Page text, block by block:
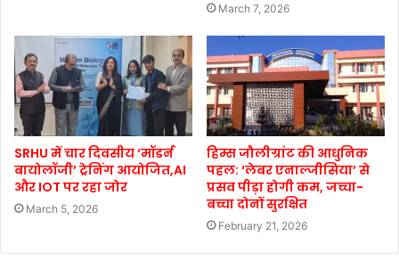
March 7, 2026
SRHU में चार दिवसीय ‘मॉडर्न
बायोलॉजी’ ट्रेनिंग आयोजित,AI
और IOT पर रहा जोर
March 5, 2026
हिम्स जौलीग्रांट की आधुनिक
पहल: ‘लेबर एनाल्जीसिया’ से
प्रसव पीड़ा होगी कम, जच्चा-
बच्चा दोनों सुरक्षित
February 21, 2026